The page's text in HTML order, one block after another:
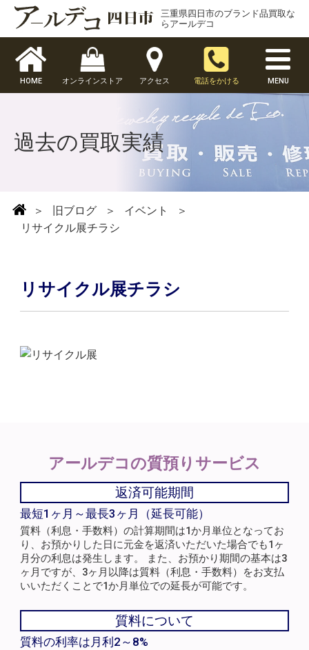
三重県四日市のブランド品買取な
らアールデコ
HOME オンラインストア アクセス 電話をかける MENU
過去の買取実績
＞ 旧ブログ ＞ イベント
＞
リサイクル展チラシ
リサイクル展チラシ
アールデコの質預りサービス
返済可能期間
最短1ヶ月～最長3ヶ月（延長可能）
質料（利息・手数料）の計算期間は1か月単位となってお
り、お預かりした日に元金を返済いただいた場合でも1ヶ
月分の利息は発生します。 また、お預かり期間の基本は3
ヶ月ですが、3ヶ月以降は質料（利息・手数料）をお支払
いいただくことで1か月単位での延長が可能です。
質料について
質料の利率は月利2～8%